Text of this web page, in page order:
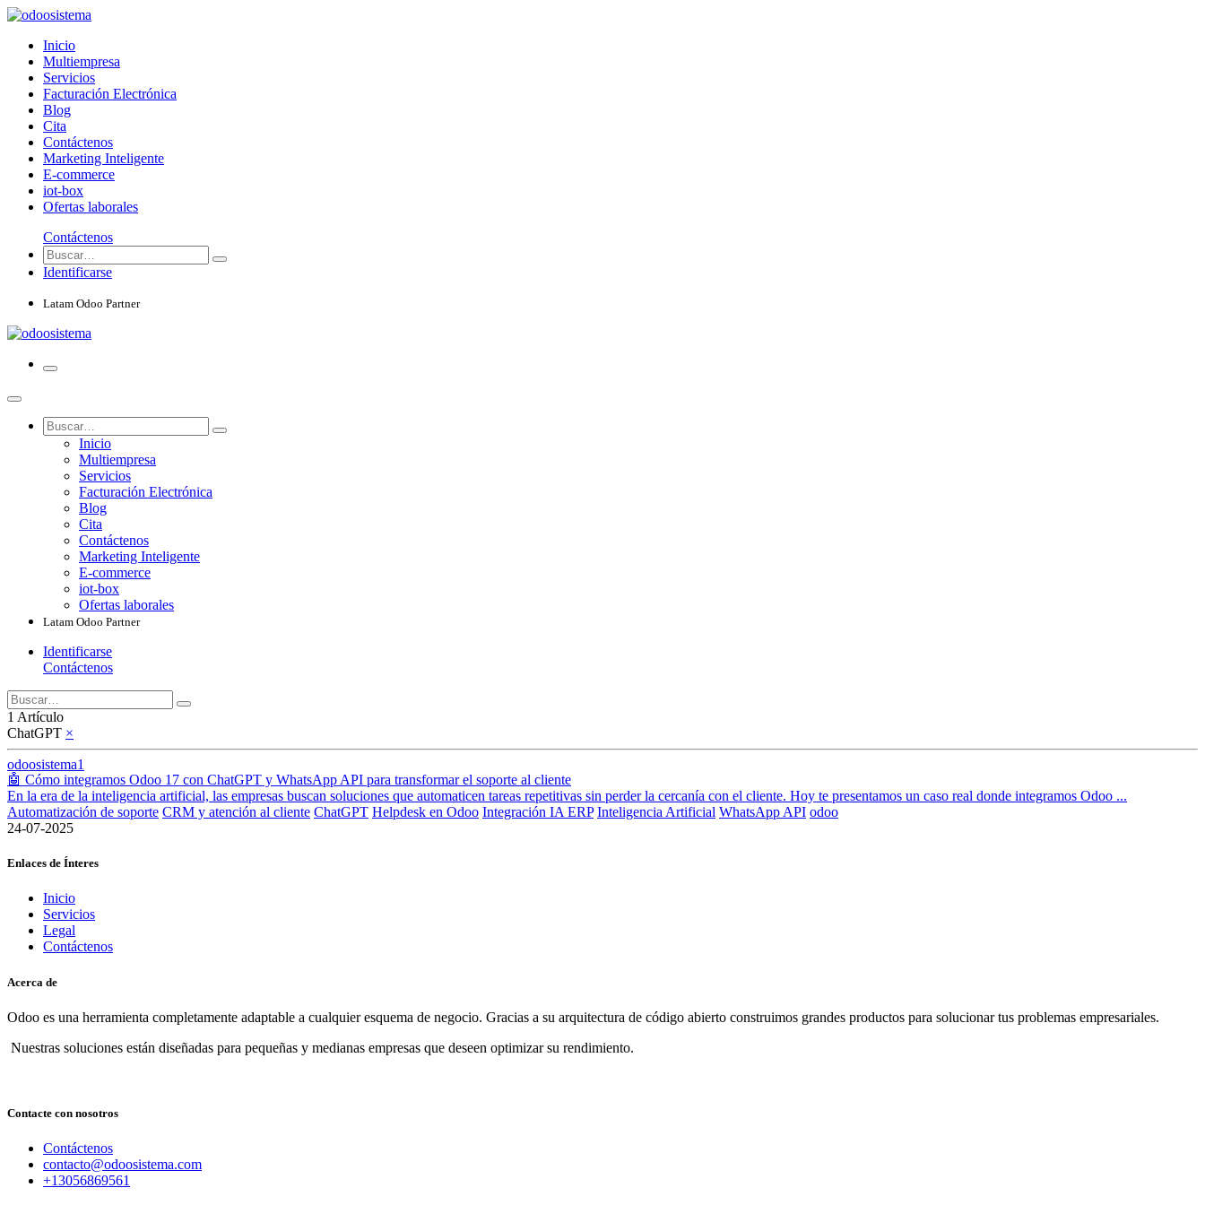
Inicio
Multiempresa
Servicios
Facturación Electrónica
Blog
Cita
Contáctenos
Marketing Inteligente
E-commerce
iot-box
Ofertas laborales
Contáctenos
Identificarse
Latam Odoo Partner
Inicio
Multiempresa
Servicios
Facturación Electrónica
Blog
Cita
Contáctenos
Marketing Inteligente
E-commerce
iot-box
Ofertas laborales
Latam Odoo Partner
Identificarse
Contáctenos
1 Artículo
ChatGPT ×
odoosistema1
🤖 Cómo integramos Odoo 17 con ChatGPT y WhatsApp API para transformar el soporte al cliente
En la era de la inteligencia artificial, las empresas buscan soluciones que automaticen tareas repetitivas sin perder la cercanía con el cliente. Hoy te presentamos un caso real donde integramos Odoo ...
Automatización de soporte CRM y atención al cliente ChatGPT Helpdesk en Odoo Integración IA ERP Inteligencia Artificial WhatsApp API odoo
24-07-2025
Enlaces de Ínteres
Inicio
Servicios
Legal
Contáctenos
Acerca de
Odoo es una herramienta completamente adaptable a cualquier esquema de negocio. Gracias a su arquitectura de código abierto construimos grandes productos para solucionar tus problemas empresariales.
Nuestras soluciones están diseñadas para pequeñas y medianas empresas que deseen optimizar su rendimiento.
Contacte con nosotros
Contáctenos
contacto@odoosistema.com
+13056869561